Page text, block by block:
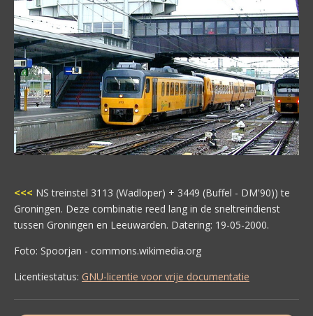
<<< NS treinstel 3113 (Wadloper) + 3449 (Buffel - DM'90)) te
Groningen. Deze combinatie reed lang in de sneltreindienst
tussen Groningen en Leeuwarden. Datering: 19-05-2000.
Foto: Spoorjan - commons.wikimedia.org
Licentiestatus: GNU-licentie voor vrije documentatie